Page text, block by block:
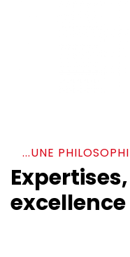
...UNE
excellence